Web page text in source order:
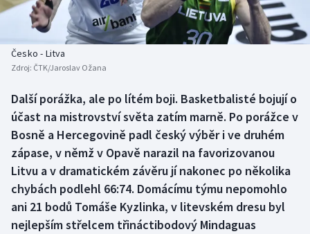
Basketbal
Biatlon
Box
Curling
Dostihy
Florbal
Historické návraty
Aplikace ČT sport
Česko - Litva
Zdroj: ČTK/Jaroslav Ožana
Další porážka, ale po lítém boji. Basketbalisté bojují o
účast na mistrovství světa zatím marně. Po porážce v
Bosně a Hercegovině padl český výběr i ve druhém
zápase, v němž v Opavě narazil na favorizovanou
Litvu a v dramatickém závěru jí nakonec po několika
chybách podlehl 66:74. Domácímu týmu nepomohlo
ani 21 bodů Tomáše Kyzlinka, v litevském dresu byl
nejlepším střelcem třináctibodový Mindaguas